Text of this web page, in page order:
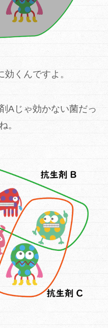
効くんですよ。
Aじゃ効かない菌だっ
。